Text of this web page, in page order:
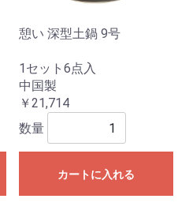
憩い 深型土鍋 9号
1セット6点入
中国製
￥21,714
数量
カートに入れる